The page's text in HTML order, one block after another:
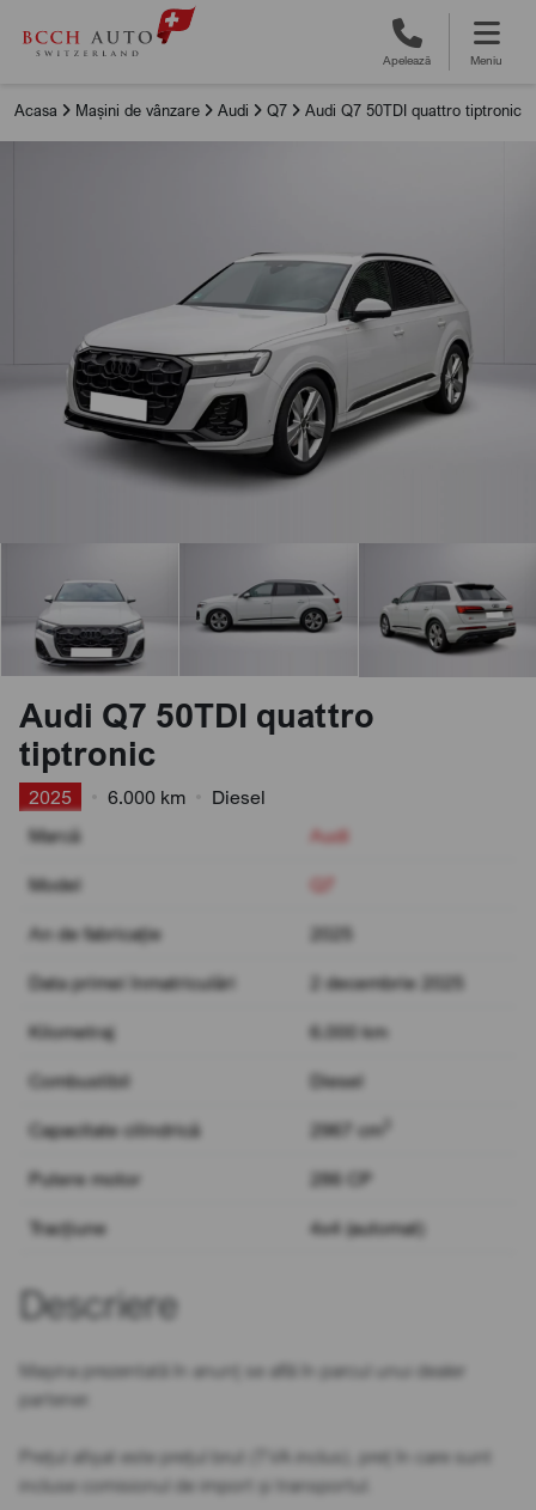
Apelează Meniu
Acasa Mașini de vânzare Audi Q7 Audi Q7 50TDI quattro tiptronic
Audi Q7 50TDI quattro
tiptronic
2025 6.000 km
Diesel
Marcă
Audi
Model
An de fabricație 2025
Data primei înmatriculări 2 decembrie 2025
Kilometraj 6.000 km
Combustibil Diesel
Capacitate cilindrică 2967 cm
Putere motor 286 CP
Tracțiune 4x4 (automat)
Descriere
Mașina prezentată în anunț se află în parcul unui dealer
partener.
Prețul afișat este prețul brut (TVA inclus), preț în care sunt
incluse comisionul de import și transportul.